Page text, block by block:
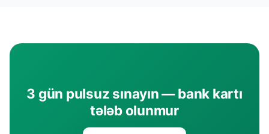
3 gün pulsuz sınayın — bank kartı
tələb olunmur